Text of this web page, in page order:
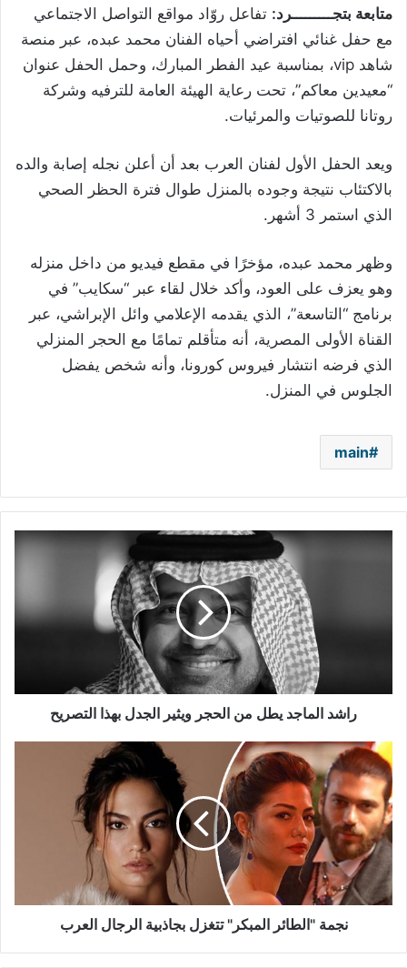
متابعة بتجـــــــــرد: تفاعل روّاد مواقع التواصل الاجتماعي
مع حفل غنائي افتراضي أحياه الفنان محمد عبده، عبر منصة
شاهد vip، بمناسبة عيد الفطر المبارك، وحمل الحفل عنوان
“معيدين معاكم”، تحت رعاية الهيئة العامة للترفيه وشركة
روتانا للصوتيات والمرئيات.
ويعد الحفل الأول لفنان العرب بعد أن أعلن نجله إصابة والده
بالاكتئاب نتيجة وجوده بالمنزل طوال فترة الحظر الصحي
الذي استمر 3 أشهر.
وظهر محمد عبده، مؤخرًا في مقطع فيديو من داخل منزله
وهو يعزف على العود، وأكد خلال لقاء عبر “سكايب” في
برنامج “التاسعة”، الذي يقدمه الإعلامي وائل الإبراشي، عبر
القناة الأولى المصرية، أنه متأقلم تمامًا مع الحجر المنزلي
الذي فرضه انتشار فيروس كورونا، وأنه شخص يفضل
الجلوس في المنزل.
main
راشد
التصريح
راشد الماجد يطل من الحجر ويثير الجدل بهذا التصريح
نجمة
"الطائر
المبكر"
تتغزل
بجاذبية
الرجال
العرب
نجمة "الطائر المبكر" تتغزل بجاذبية الرجال العرب